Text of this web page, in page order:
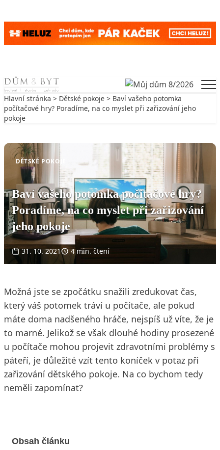
Skip to content
Hlavní stránka > Dětské pokoje > Baví vašeho potomka
počítačové hry? Poradíme, na co myslet při zařizování jeho
pokoje
DĚTSKÉ POKOJE
Baví vašeho potomka počítačové hry?
Poradíme, na co myslet při zařizování
jeho pokoje
31. 10. 2021 4 min. čtení
Možná jste se zpočátku snažili zredukovat čas,
který váš potomek tráví u počítače, ale pokud
máte doma nadšeného hráče, nejspíš už víte, že je
to marné. Jelikož se však dlouhé hodiny prosezené
u počítače mohou projevit zdravotními problémy s
páteří, je důležité vzít tento koníček v potaz při
zařizování dětského pokoje. Na co bychom tedy
neměli zapomínat?
Obsah článku